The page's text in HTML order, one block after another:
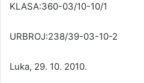
KLASA:360-03/10-10/1
URBROJ:238/39-03-10-2
Luka, 29. 10. 2010.